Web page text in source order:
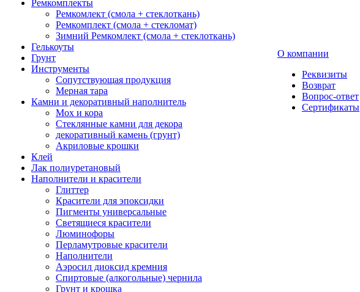
Ремкомплекты
Ремкомлект (смола + стеклоткань)
Ремкомплект (смола + стекломат)
Зимний Ремкомлект (смола + стеклоткань)
Гелькоуты
Грунт
Инструменты
Сопутствующая продукция
Мерная тара
Камни и декоративный наполнитель
Мох и кора
Стеклянные камни для декора
декоративный камень (грунт)
Акриловые крошки
Клей
Лак полиуретановый
Наполнители и красители
Глиттер
Красители для эпоксидки
Пигменты универсальные
Светящиеся красители
Люминофоры
Перламутровые красители
Наполнители
Аэросил диоксид кремния
Спиртовые (алкогольные) чернила
Грунт и крошка
О компании
Реквизиты
Возврат
Вопрос-ответ
Сертификаты